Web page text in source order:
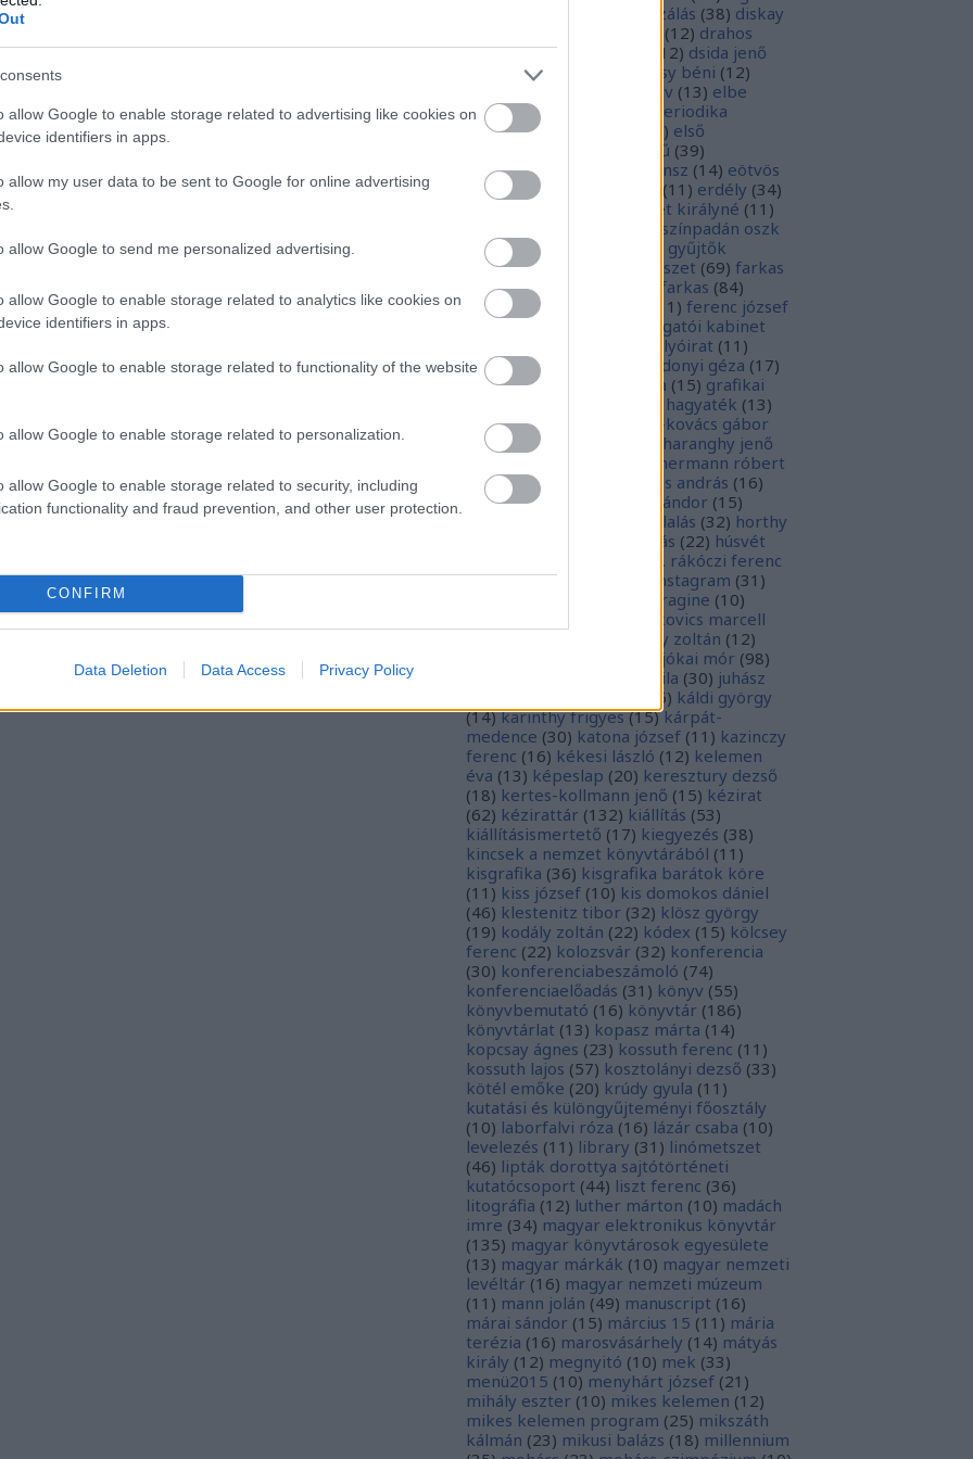
allow Google to enable storage related to advertising like cookies on
identifiers in apps.
allow my user data to be sent to Google for online advertising
allow Google to send me personalized advertising.
allow Google to enable storage related to analytics like cookies on
identifiers in apps.
allow Google to enable storage related to functionality of the website
allow Google to enable storage related to personalization.
allow Google to enable storage related to security, including
functionality and fraud prevention, and other user protection.
CONFIRM
Data Deletion Data Access Privacy Policy
digitalizálás (38) diskay
(12) drahos
istván (20) drótos lászló 12) dsida jenő
dualizmus egressy béni (12)
ekönyv (13) elbe
istván
70
elektronikus periodika
archívum
) első
emlékmű (39)
emlékműrombolás
ensz (14) eötvös
józsef
16 (11 ) erdély (34)
erzsébet királyné (11 )
európa színpadán oszk
29) ex libris
ex libris gyűjtők
gyűjtemények
fametszet (69) farkas
ferenc (12 farkas gábor farkas (84)
fedák sári
11 ) ferenc józsef
főigazgatói kabinet
folyóirat (11 )
galambos ferenc
gárdonyi géza (17)
gondos gábor
grafika (15) grafikai
hagyaték (13)
halász gábor
hamvai-kovács gábor
64 hanvay hajnalka
haranghy jenő
hermann róbert
10) herman ottó hess andrás (16)
hésziodosz
hevesi sándor (15)
honfoglalás (32) horthy
hunyadi mátyás (22) húsvét
ii. rákóczi ferenc
(21) illyés boglárka instagram (31 )
jacobus de voragine (10)
jankovics marcell
jékely zoltán (12)
jókai mór (98)
józsef attila (30) juhász
16) káldi györgy
(14) karinthy frigyes (15) kárpát-
medence (30) katona józsef (11 ) kazinczy
ferenc (16) kékesi lászló (12) kelemen
éva (13) képeslap (20) keresztury dezső
(18) kertes-kollmann jenő (15) kézirat
(62) kézirattár (132) kiállítás (53)
kiállításismertető (17) kiegyezés (38)
kincsek a nemzet könyvtárából (11 )
kisgrafika (36) kisgrafika barátok köre
(11 ) kiss józsef (10) kis domokos dániel
(46) klestenitz tibor (32) klösz györgy
(19) kodály zoltán (22) kódex (15) kölcsey
ferenc (22) kolozsvár (32) konferencia
(30) konferenciabeszámoló (74)
konferenciaelőadás (31 ) könyv (55)
könyvbemutató (16) könyvtár (186)
könyvtárlat (13) kopasz márta (14)
kopcsay ágnes (23) kossuth ferenc (11 )
kossuth lajos (57) kosztolányi dezső (33)
kötél emőke (20) krúdy gyula (11 )
kutatási és különgyűjteményi főosztály
(10) laborfalvi róza (16) lázár csaba (10)
levelezés (11 ) library (31 ) linómetszet
(46) lipták dorottya sajtótörténeti
kutatócsoport (44) liszt ferenc (36)
litográfia (12) luther márton (10) madách
imre (34) magyar elektronikus könyvtár
(135) magyar könyvtárosok egyesülete
(13) magyar márkák (10) magyar nemzeti
levéltár (16) magyar nemzeti múzeum
(11 ) mann jolán (49) manuscript (16)
márai sándor (15) március 15 (11 ) mária
terézia (16) marosvásárhely (14) mátyás
király (12) megnyitó (10) mek (33)
menü2015 (10) menyhárt józsef (21 )
mihály eszter (10) mikes kelemen (12)
mikes kelemen program (25) mikszáth
kálmán (23) mikusi balázs (18) millennium